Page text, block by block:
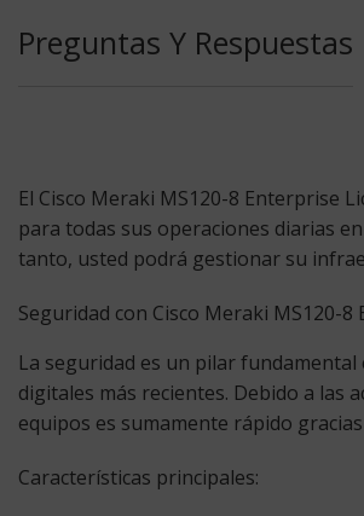
Preguntas Y Respuestas
El Cisco Meraki MS120-8 Enterprise
para todas sus operaciones diarias
tanto, usted podrá gestionar su
Seguridad con Cisco Meraki MS120-8
La seguridad es un pilar
digitales más recientes. Debido a las
equipos es sumamente rápido
Características principales: